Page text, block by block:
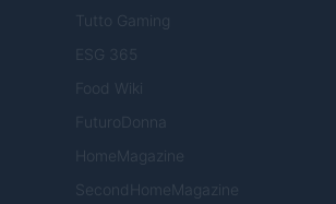
Tutto Gaming
ESG 365
Food Wiki
FuturoDonna
HomeMagazine
SecondHomeMagazine